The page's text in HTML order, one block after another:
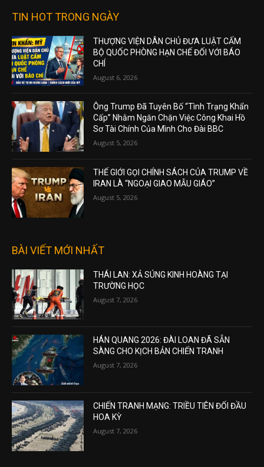
TIN HOT TRONG NGÀY
THƯỢNG VIỆN DÂN CHỦ ĐƯA LUẬT CẤM
BỘ QUỐC PHÒNG HẠN CHẾ ĐỐI VỚI BÁO
CHÍ
August 6, 2026
Ông Trump Đã Tuyên Bố “Tình Trạng Khẩn
Cấp” Nhằm Ngăn Chặn Việc Công Khai Hồ
Sơ Tài Chính Của Mình Cho Đài BBC
August 5, 2026
THẾ GIỚI GỌI CHÍNH SÁCH CỦA TRUMP VỀ
IRAN LÀ “NGOẠI GIAO MẪU GIÁO”
August 5, 2026
BÀI VIẾT MỚI NHẤT
THÁI LAN: XẢ SÚNG KINH HOÀNG TẠI
TRƯỜNG HỌC
August 7, 2026
HÁN QUANG 2026: ĐÀI LOAN ĐÃ SẴN
SÀNG CHO KỊCH BẢN CHIẾN TRANH
August 7, 2026
CHIẾN TRANH MẠNG: TRIỀU TIÊN ĐỐI ĐẦU
HOA KỲ
August 7, 2026